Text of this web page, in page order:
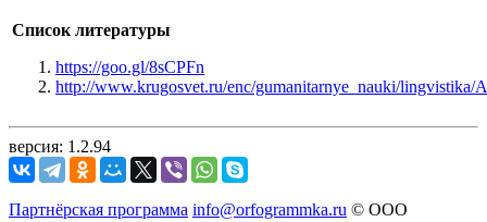
Список литературы
https://goo.gl/8sCPFn
http://www.krugosvet.ru/enc/gumanitarnye_nauki/
версия: 1.2.94
Партнёрская программа info@orfogrammka.ru © ООО